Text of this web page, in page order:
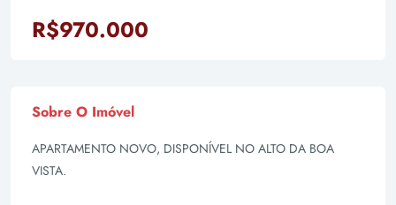
R$970.000
Sobre O Imóvel
APARTAMENTO NOVO, DISPONÍVEL NO ALTO DA BOA
VISTA.